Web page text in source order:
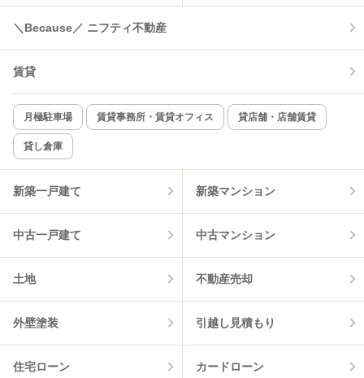
コンロ2口以上
新着のみ インターネット無料
該当件数:
4
物件一覧に反映
＼Because／ ニフティ不動産
賃貸
月極駐車場 賃貸事務所・賃貸オフィス 貸店舗・店舗賃貸
貸し倉庫
新築一戸建て 新築マンション
中古一戸建て 中古マンション
土地 不動産売却
外壁塗装 引越し見積もり
住宅ローン カードローン